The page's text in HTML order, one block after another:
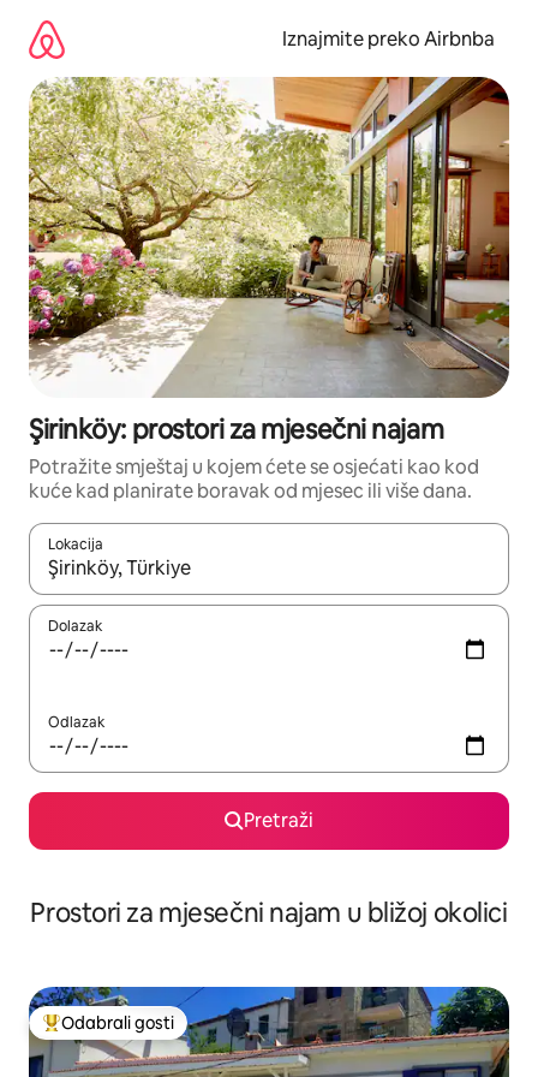
sadržaj
Iznajmite preko Airbnba
Şirinköy: prostori za mjesečni najam
Potražite smještaj u kojem ćete se osjećati kao kod
kuće kad planirate boravak od mjesec ili više dana.
Lokacija
Kada budu dostupni rezultati, moći ćete ih pregledati
Dolazak
Odlazak
Pretraži
Prostori za mjesečni najam u bližoj okolici
Među najviše rangiranima s oznakom „Odabrali gosti”
Odabrali gosti